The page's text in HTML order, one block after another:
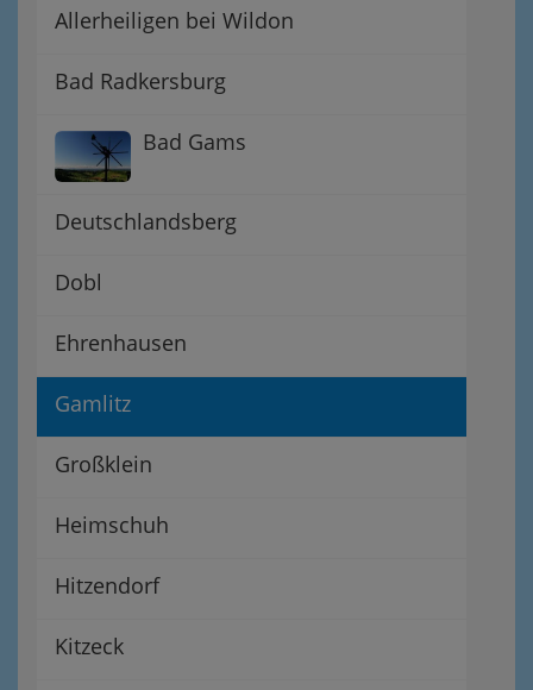
Allerheiligen bei Wildon
Bad Radkersburg
Bad Gams
Deutschlandsberg
Dobl
Ehrenhausen
Gamlitz
Großklein
Heimschuh
Hitzendorf
Kitzeck